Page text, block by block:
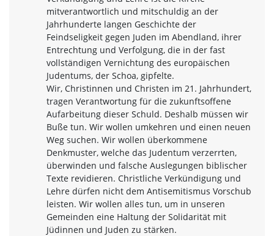
mitverantwortlich und mitschuldig an der
Jahrhunderte langen Geschichte der
Feindseligkeit gegen Juden im Abendland, ihrer
Entrechtung und Verfolgung, die in der fast
vollständigen Vernichtung des europäischen
Judentums, der Schoa, gipfelte.
Wir, Christinnen und Christen im 21. Jahrhundert,
tragen Verantwortung für die zukunftsoffene
Aufarbeitung dieser Schuld. Deshalb müssen wir
Buße tun. Wir wollen umkehren und einen neuen
Weg suchen. Wir wollen überkommene
Denkmuster, welche das Judentum verzerrten,
überwinden und falsche Auslegungen biblischer
Texte revidieren. Christliche Verkündigung und
Lehre dürfen nicht dem Antisemitismus Vorschub
leisten. Wir wollen alles tun, um in unseren
Gemeinden eine Haltung der Solidarität mit
Jüdinnen und Juden zu stärken.